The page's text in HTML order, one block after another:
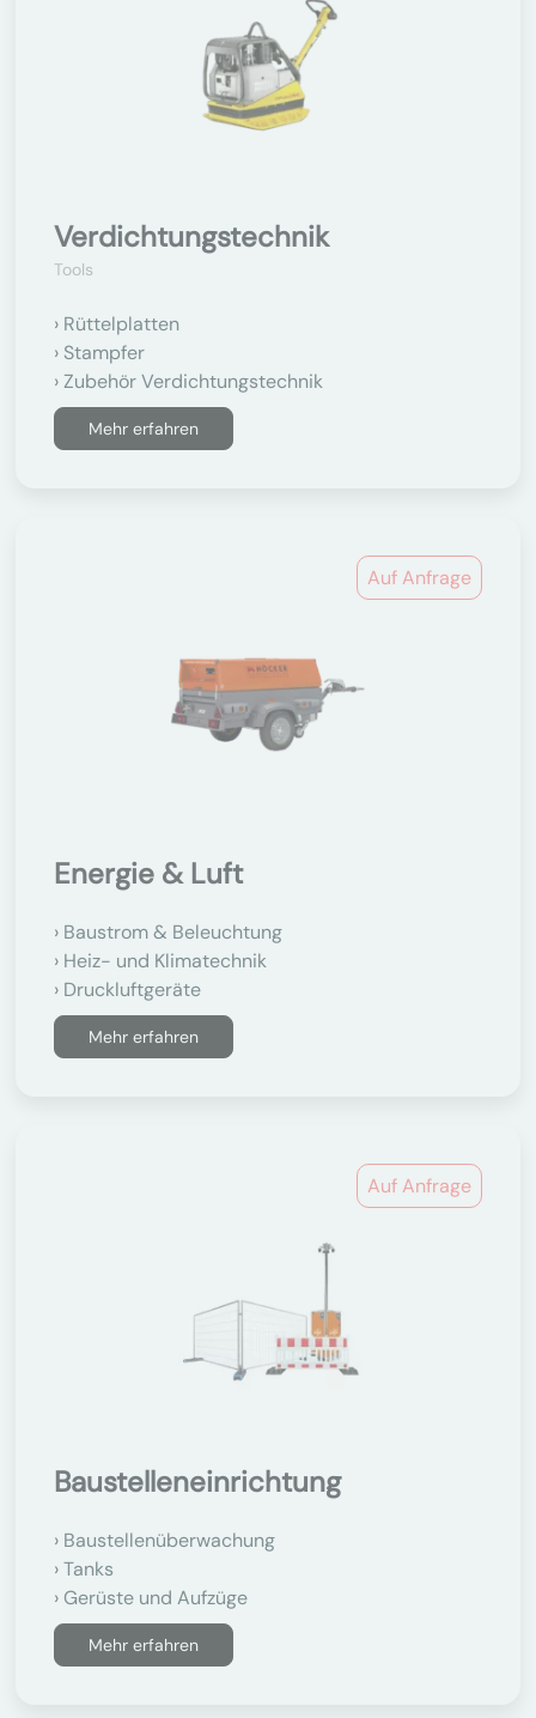
Verdichtungstechnik
Tools
Rüttelplatten
Stampfer
Zubehör Verdichtungstechnik
Mehr erfahren
Auf Anfrage
Energie & Luft
Baustrom & Beleuchtung
Heiz- und Klimatechnik
Druckluftgeräte
Mehr erfahren
Auf Anfrage
Baustelleneinrichtung
Baustellenüberwachung
Tanks
Gerüste und Aufzüge
Mehr erfahren